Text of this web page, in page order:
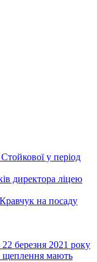
у період
директора ліцею
на посаду
22 березня 2021 року
щеплення мають